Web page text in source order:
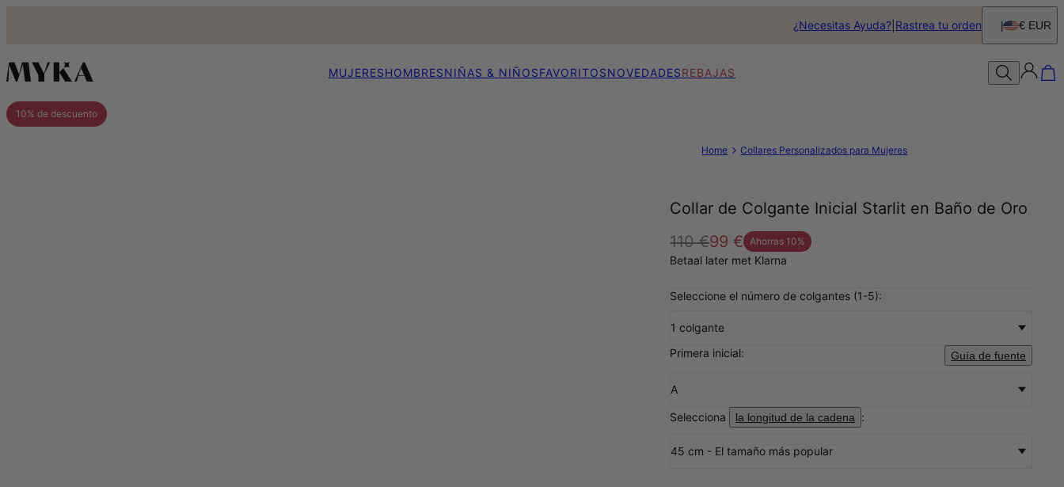
¿Necesitas Ayuda? Rastrea tu orden € EUR
MUJERESHOMBRESNIÑAS & NIÑOSFAVORITOSNOVEDADESREBAJAS
10% de descuento
Home Collares Personalizados para Mujeres
Collar de Colgante Inicial Starlit en Baño de Oro
110 €99 € Ahorras 10%
Betaal later met Klarna
Seleccione el número de colgantes (1-5):
1 colgante
Primera inicial:
Guía de fuente
A
Selecciona la longitud de la cadena :
45 cm - El tamaño más popular